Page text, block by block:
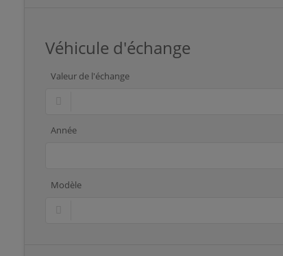
Véhicule d'échange
Valeur de l'échange
Année
Modèle